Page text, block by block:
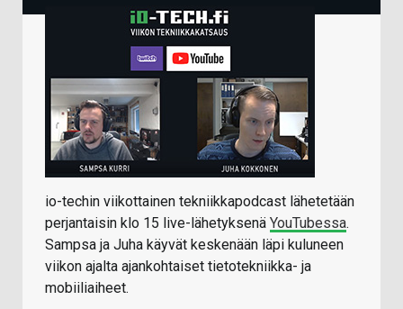
io-techin viikottainen tekniikkapodcast lähetetään
perjantaisin klo 15 live-lähetyksenä YouTubessa.
Sampsa ja Juha käyvät keskenään läpi kuluneen
viikon ajalta ajankohtaiset tietotekniikka- ja
mobiiliaiheet.